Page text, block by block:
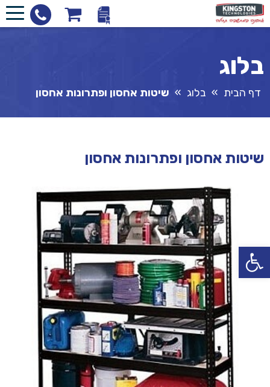
פתח סרגל נגישות
בלוג
דף הבית » בלוג » שיטות אחסון ופתרונות אחסון
שיטות אחסון ופתרונות אחסון